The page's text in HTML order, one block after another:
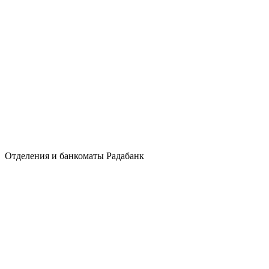
Отделения и банкоматы Радабанк